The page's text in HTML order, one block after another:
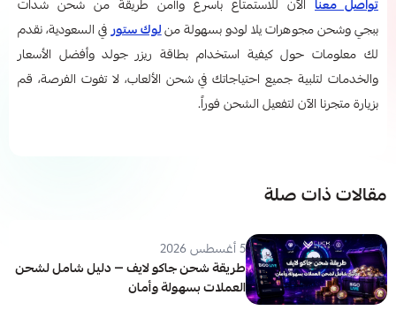
تواصل معنا الآن للاستمتاع بأسرع وأأمن طريقة من شحن شدات
ببجي وشحن مجوهرات يلا لودو بسهولة منلوك ستورفي السعودية، نقدم
لك معلومات حول كيفية استخدام بطاقة ريزر جولد ​​​وأفضل الأسعار
والخدمات لتلبية جميع احتياجاتك في شحن الألعاب، لا تفوت الفرصة، قم
بزيارة متجرنا الآن لتفعيل الشحن فوراً.
مقالات ذات صلة
5 أغسطس 2026
طريقة شحن جاكو لايف — دليل شامل لشحن
العملات بسهولة وأمان